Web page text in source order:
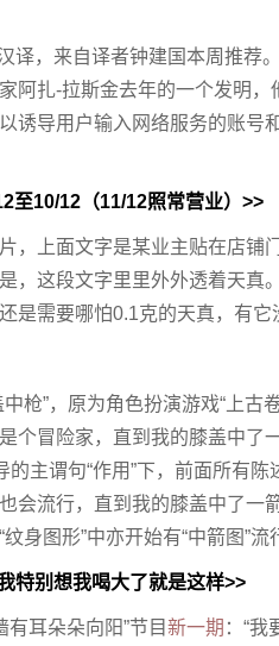
译，来自译者钟建国本周推荐
阿扎-拉斯金去年的一个发明，
诱导用户输入网络服务的账号
至10/12（11/12照常营业）>>
，上面文字是某业主贴在店铺
，这段文字里里外外透着天真
是需要哪怕0.1克的天真，有它
枪”，原为角色扮演游戏“上古
个冒险家，直到我的膝盖中了
的主谓句“作用”下，前面所有
会流行，直到我的膝盖中了一
身图形”中亦开始有“中箭图”流
特别想我喝大了就是这样>>
耳朵朵向阳”节目 新一期 ：“我